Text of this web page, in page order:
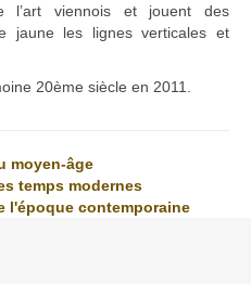
l’art viennois et jouent des
jaune les lignes verticales et
20ème siècle en 2011.
moyen-âge
temps modernes
l'époque contemporaine